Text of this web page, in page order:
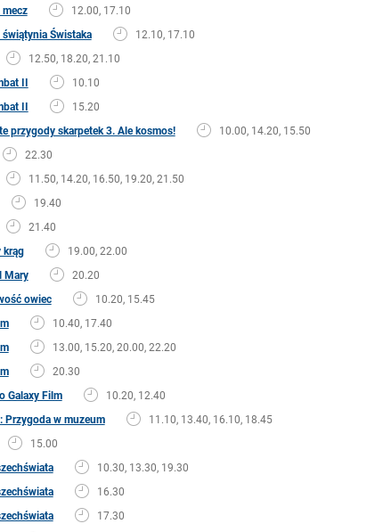
12.00, 17.10
Świstaka
12.10, 17.10
12.50, 18.20, 21.10
II
10.10
II
15.20
przygody skarpetek 3. Ale kosmos!
10.00, 14.20, 15.50
22.30
11.50, 14.20, 16.50, 19.20, 21.50
19.40
21.40
krąg
19.00, 22.00
Mary
20.20
owiec
10.20, 15.45
10.40, 17.40
13.00, 15.20, 20.00, 22.20
20.30
Galaxy Film
10.20, 12.40
Przygoda w muzeum
11.10, 13.40, 16.10, 18.45
15.00
10.30, 13.30, 19.30
16.30
17.30